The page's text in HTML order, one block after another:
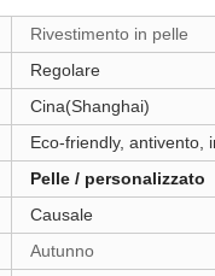
Rivestimento in pelle
Regolare
Cina(Shanghai)
Eco-friendly, antivento,
Pelle / personalizzato
Causale
Autunno